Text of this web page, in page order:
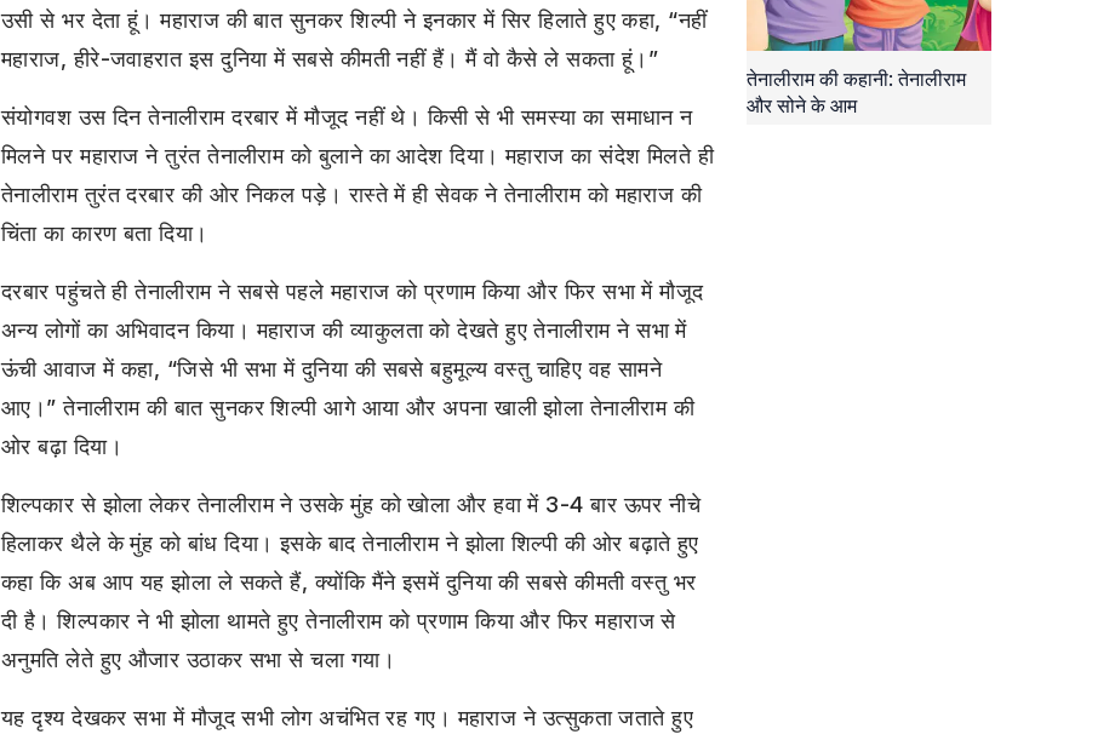
उसी से भर देता हूं। महाराज की बात सुनकर शिल्पी ने इनकार में सिर हिलाते हुए कहा, “नहीं
महाराज, हीरे-जवाहरात इस दुनिया में सबसे कीमती नहीं हैं। मैं वो कैसे ले सकता हूं।”
संयोगवश उस दिन तेनालीराम दरबार में मौजूद नहीं थे। किसी से भी समस्या का समाधान न
मिलने पर महाराज ने तुरंत तेनालीराम को बुलाने का आदेश दिया। महाराज का संदेश मिलते ही
तेनालीराम तुरंत दरबार की ओर निकल पड़े। रास्ते में ही सेवक ने तेनालीराम को महाराज की
चिंता का कारण बता दिया।
दरबार पहुंचते ही तेनालीराम ने सबसे पहले महाराज को प्रणाम किया और फिर सभा में मौजूद
अन्य लोगों का अभिवादन किया। महाराज की व्याकुलता को देखते हुए तेनालीराम ने सभा में
ऊंची आवाज में कहा, “जिसे भी सभा में दुनिया की सबसे बहुमूल्य वस्तु चाहिए वह सामने
आए।” तेनालीराम की बात सुनकर शिल्पी आगे आया और अपना खाली झोला तेनालीराम की
ओर बढ़ा दिया।
शिल्पकार से झोला लेकर तेनालीराम ने उसके मुंह को खोला और हवा में 3-4 बार ऊपर नीचे
हिलाकर थैले के मुंह को बांध दिया। इसके बाद तेनालीराम ने झोला शिल्पी की ओर बढ़ाते हुए
कहा कि अब आप यह झोला ले सकते हैं, क्योंकि मैंने इसमें दुनिया की सबसे कीमती वस्तु भर
दी है। शिल्पकार ने भी झोला थामते हुए तेनालीराम को प्रणाम किया और फिर महाराज से
अनुमति लेते हुए औजार उठाकर सभा से चला गया।
यह दृश्य देखकर सभा में मौजूद सभी लोग अचंभित रह गए। महाराज ने उत्सुकता जताते हुए
तेनालीराम की कहानी: तेनालीराम
और सोने के आम